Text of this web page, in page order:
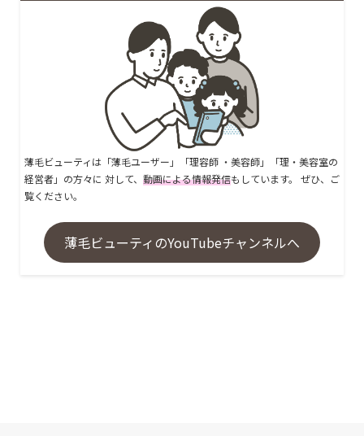
薄毛ビューティは「薄毛ユーザー」「理容師 ・美容師」「理・美容室の
経営者」の方々に 対して、 動画による情報発信もしています。 ぜひ、ご
覧ください。
薄毛ビューティのYouTubeチャンネルへ